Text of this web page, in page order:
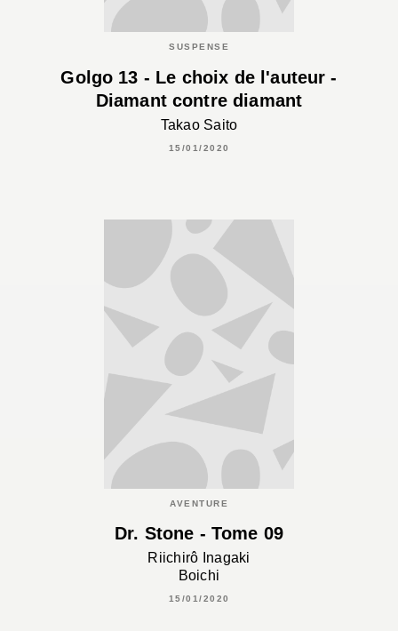
SUSPENSE
Golgo 13 - Le choix de l'auteur -
Diamant contre diamant
Takao Saito
15/01/2020
AVENTURE
Dr. Stone - Tome 09
Riichirô Inagaki
Boichi
15/01/2020